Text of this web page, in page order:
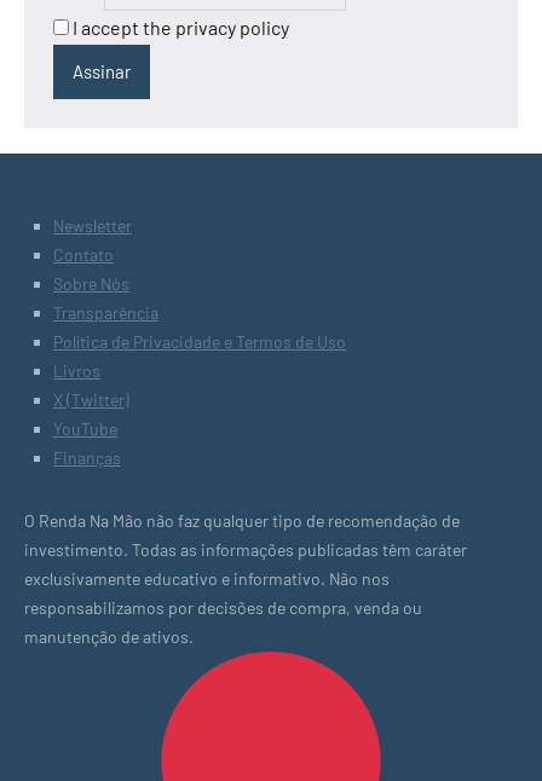
I accept the privacy policy
Newsletter
Contato
Sobre Nós
Transparência
Política de Privacidade e Termos de Uso
Livros
X (Twitter)
YouTube
Finanças
O Renda Na Mão não faz qualquer tipo de recomendação de
investimento. Todas as informações publicadas têm caráter
exclusivamente educativo e informativo. Não nos
responsabilizamos por decisões de compra, venda ou
manutenção de ativos.